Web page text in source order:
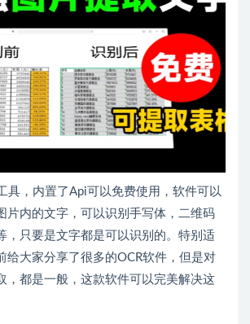
具，内置了Api可以免费使用，软件可以
片内的文字，可以识别手写体，二维码
，只要是文字都是可以识别的。特别适
给大家分享了很多的OCR软件，但是对
，都是一般，这款软件可以完美解决这